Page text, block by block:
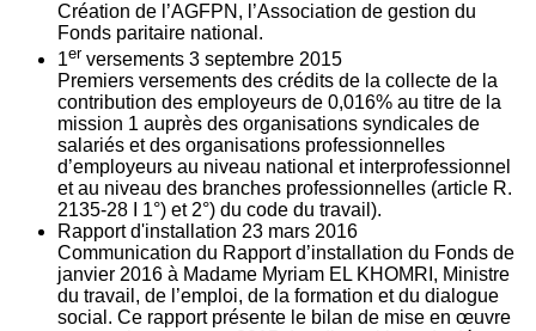
Création de l’AGFPN, l’Association de gestion du
Fonds paritaire national.
1er versements 3 septembre 2015
Premiers versements des crédits de la collecte de la
contribution des employeurs de 0,016% au titre de la
mission 1 auprès des organisations syndicales de
salariés et des organisations professionnelles
d’employeurs au niveau national et interprofessionnel
et au niveau des branches professionnelles (article R.
2135‐28 I 1°) et 2°) du code du travail).
Rapport d'installation 23 mars 2016
Communication du Rapport d’installation du Fonds de
janvier 2016 à Madame Myriam EL KHOMRI, Ministre
du travail, de l’emploi, de la formation et du dialogue
social. Ce rapport présente le bilan de mise en œuvre